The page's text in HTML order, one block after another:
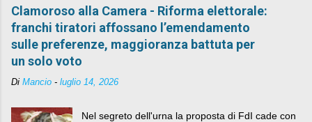
Clamoroso alla Camera - Riforma elettorale:
franchi tiratori affossano l’emendamento
sulle preferenze, maggioranza battuta per
un solo voto
Di Mancio - luglio 14, 2026
Nel segreto dell'urna la proposta di FdI cade con